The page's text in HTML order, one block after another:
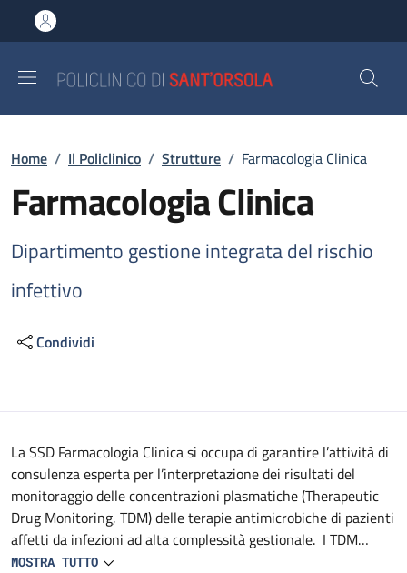
al contenuto principale
to footer content
Briciole di pane
Home / Il Policlinico / Strutture / Farmacologia Clinica
Farmacologia Clinica
Dipartimento gestione integrata del rischio
infettivo
Condividi
Descrizione
La SSD Farmacologia Clinica si occupa di garantire l’attività di
consulenza esperta per l’interpretazione dei risultati del
monitoraggio delle concentrazioni plasmatiche (Therapeutic
Drug Monitoring, TDM) delle terapie antimicrobiche di pazienti
affetti da infezioni ad alta complessità gestionale. I TDM
vengono eseguiti in parte presso il Laboratorio Unico
MOSTRA TUTTO